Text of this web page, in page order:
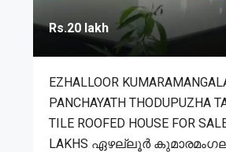
Rs.20 lakh
EZHALLOOR
PANCHAYATH THODUPUZHA
TILE ROOFED HOUSE FOR
LAKHS ഏഴല്ലൂർ